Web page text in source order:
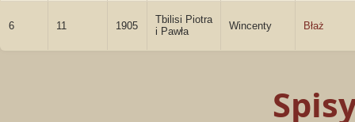
6 11 1905
Tbilisi Piotra
i Pawła
Wincenty Błaż